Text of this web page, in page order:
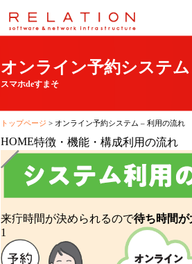
オンライン予約システ
スマホdeすまそ
トップページ > オンライン予約システム – 利用の流れ
HOME特徴・機能・構成利用の流れ
来疔時間が決められるので待ち時間
1